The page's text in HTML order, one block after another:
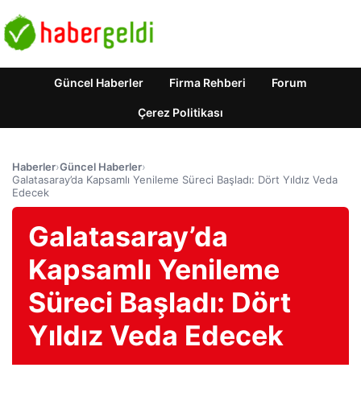
Güncel Haberler Firma Rehberi Forum
Çerez Politikası
Haberler›Güncel Haberler›
Galatasaray’da Kapsamlı Yenileme Süreci Başladı: Dört Yıldız Veda
Edecek
Galatasaray’da
Kapsamlı Yenileme
Süreci Başladı: Dört
Yıldız Veda Edecek